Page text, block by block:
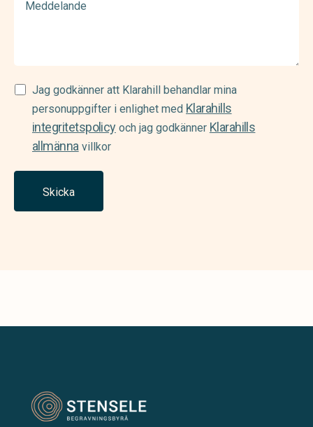
Samtycke
(Required)
Jag godkänner att Klarahill behandlar mina
personuppgifter i enlighet med Klarahills
integritetspolicyoch jag godkänner Klarahills
allmännavillkor
Skicka